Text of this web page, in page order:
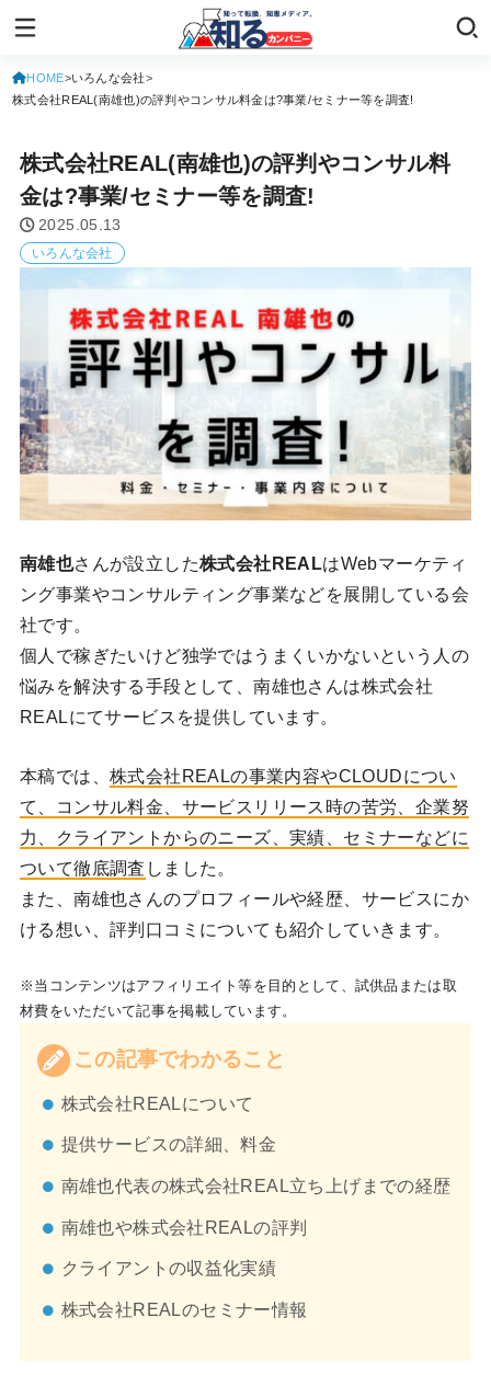
HOME いろんな会社
株式会社REAL(南雄也)の評判やコンサル料金は?事業/セミナー等を調査!
株式会社REAL(南雄也)の評判やコンサル料
金は?事業/セミナー等を調査!
2025.05.13
いろんな会社
南雄也さんが設立した株式会社REALはWebマーケティ
ング事業やコンサルティング事業などを展開している会
社です。
個人で稼ぎたいけど独学ではうまくいかないという人の
悩みを解決する手段として、南雄也さんは株式会社
REALにてサービスを提供しています。
本稿では、 株式会社REALの事業内容やCLOUDについ
て、コンサル料金、サービスリリース時の苦労、企業努
力、クライアントからのニーズ、実績、セミナーなどに
ついて徹底調査 しました。
また、南雄也さんのプロフィールや経歴、サービスにか
ける想い、評判口コミについても紹介していきます。
※当コンテンツはアフィリエイト等を目的として、試供品または取
材費をいただいて記事を掲載しています。
この記事でわかること
株式会社REALについて
提供サービスの詳細、料金
南雄也代表の株式会社REAL立ち上げまでの経歴
南雄也や株式会社REALの評判
クライアントの収益化実績
株式会社REALのセミナー情報